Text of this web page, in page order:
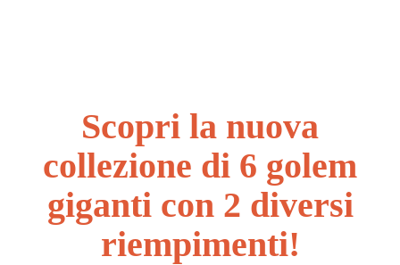
Scopri la nuova
collezione di 6 golem
giganti con 2 diversi
riempimenti!